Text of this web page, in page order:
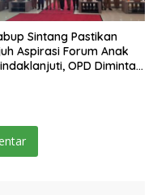
Sintang Pastikan
Aspirasi Forum Anak
OPD Diminta